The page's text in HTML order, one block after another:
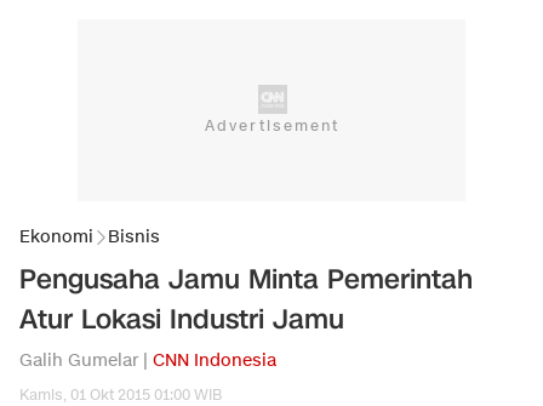
Ekonomi Bisnis
Pengusaha Jamu Minta Pemerintah
Atur Lokasi Industri Jamu
Galih Gumelar | CNN Indonesia
Kamis, 01 Okt 2015 01:00 WIB